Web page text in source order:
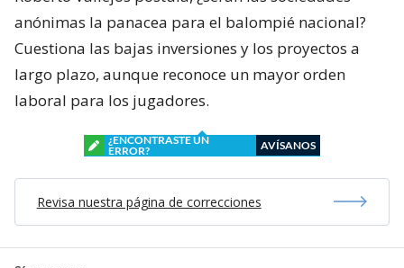
anónimas la panacea para el balompié nacional?
Cuestiona las bajas inversiones y los proyectos a
largo plazo, aunque reconoce un mayor orden
laboral para los jugadores.
¿ENCONTRASTE UN
ERROR?
AVÍSANOS
Revisa nuestra página de correcciones